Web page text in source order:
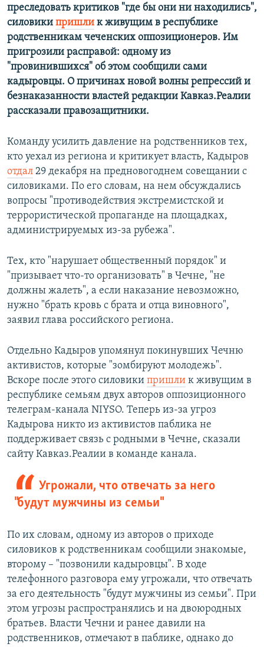
преследовать критиков "где бы они ни находились",
силовики пришли к живущим в республике
родственникам чеченских оппозиционеров. Им
пригрозили расправой: одному из
"провинившихся" об этом сообщили сами
кадыровцы. О причинах новой волны репрессий и
безнаказанности властей редакции Кавказ.Реалии
рассказали правозащитники.
Команду усилить давление на родственников тех,
кто уехал из региона и критикует власть, Кадыров
отдал 29 декабря на предновогоднем совещании с
силовиками. По его словам, на нем обсуждались
вопросы "противодействия экстремистской и
террористической пропаганде на площадках,
администрируемых из-за рубежа".
Тех, кто "нарушает общественный порядок" и
"призывает что-то организовать" в Чечне, "не
должны жалеть", а если наказание невозможно,
нужно "брать кровь с брата и отца виновного",
заявил глава российского региона.
Отдельно Кадыров упомянул покинувших Чечню
активистов, которые "зомбируют молодежь".
Вскоре после этого силовики пришли к живущим в
республике семьям двух авторов оппозиционного
телеграм-канала NIYSO. Теперь из-за угроз
Кадырова никто из активистов паблика не
поддерживает связь с родными в Чечне, сказали
сайту Кавказ.Реалии в команде канала.
Угрожали, что отвечать за него
"будут мужчины из семьи"
По их словам, одному из авторов о приходе
силовиков к родственникам сообщили знакомые,
второму – "позвонили кадыровцы". В ходе
телефонного разговора ему угрожали, что отвечать
за его деятельность "будут мужчины из семьи". При
этом угрозы распространялись и на двоюродных
братьев. Власти Чечни и ранее давили на
родственников, отмечают в паблике, однако до